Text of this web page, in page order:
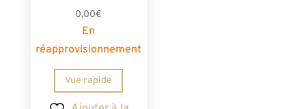
0,00€
En
réapprovisionnement
Vue rapide